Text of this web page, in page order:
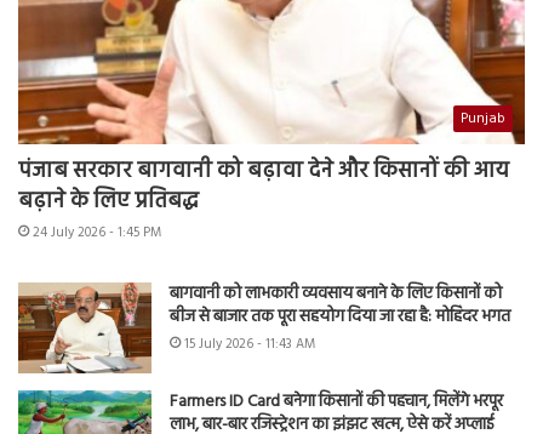
Punjab
पंजाब सरकार बागवानी को बढ़ावा देने और किसानों की आय
बढ़ाने के लिए प्रतिबद्ध
24 July 2026 - 1:45 PM
बागवानी को लाभकारी व्यवसाय बनाने के लिए किसानों को
बीज से बाजार तक पूरा सहयोग दिया जा रहा है: मोहिंदर भगत
15 July 2026 - 11:43 AM
Farmers ID Card बनेगा किसानों की पहचान, मिलेंगे भरपूर
लाभ, बार-बार रजिस्ट्रेशन का झंझट खत्म, ऐसे करें अप्लाई